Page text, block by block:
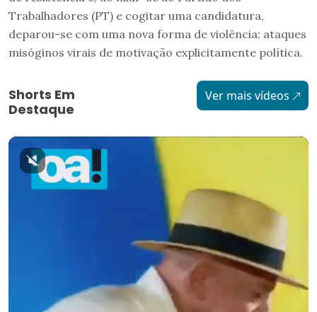
Trabalhadores (PT) e cogitar uma candidatura,
deparou-se com uma nova forma de violência: ataques
misóginos virais de motivação explicitamente política.
Shorts Em
Destaque
Ver mais vídeos